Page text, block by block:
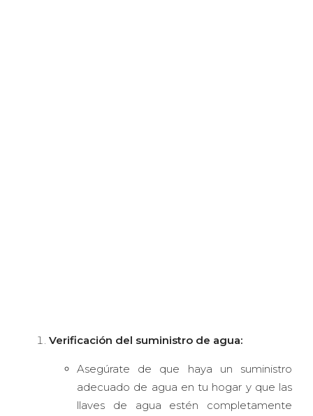
Verificación del suministro de agua:
Asegúrate de que haya un suministro
adecuado de agua en tu hogar y que las
llaves de agua estén completamente